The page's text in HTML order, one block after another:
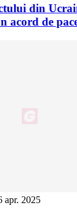
din
acord de
apr. 2025